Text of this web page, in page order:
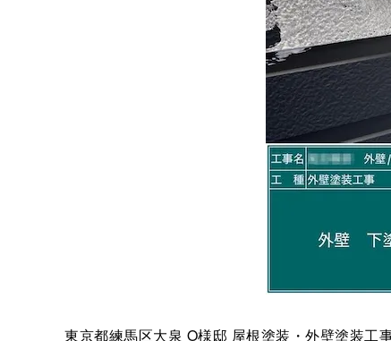
東京都練馬区大泉 O様邸 屋根塗装・外壁塗装工